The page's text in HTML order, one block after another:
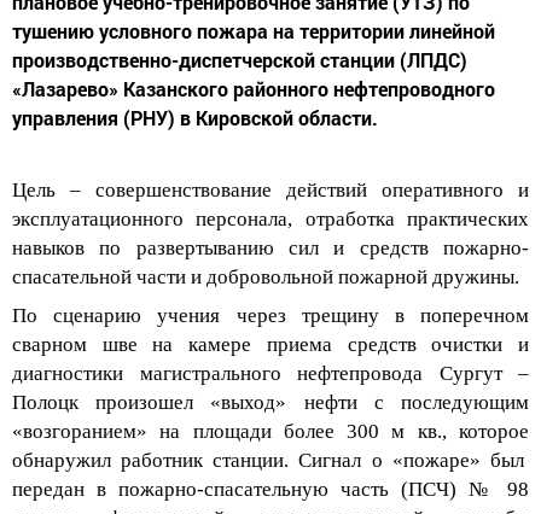
тушению условного пожара на территории линейной
производственно-диспетчерской станции (ЛПДС)
«Лазарево» Казанского районного нефтепроводного
управления (РНУ) в Кировской области.
эксплуатационного персонала, отработка практических
навыков по развертыванию сил и средствпожарно-
спасательной части и добровольной пожарной дружины.
сварном шве накамере приема средств очистки и
диагностики
магистрального нефтепровода Сургут –
Полоцкпроизошел «выход» нефти с последующим
«возгоранием» на площади более 300
м кв., которое
обнаружил работник станции. Сигнал о «пожаре» был
передан в пожарно-спасательную часть (ПСЧ) № 98
отряда федеральной противопожарной службы